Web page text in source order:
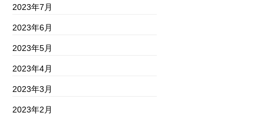
2023年7月
2023年6月
2023年5月
2023年4月
2023年3月
2023年2月